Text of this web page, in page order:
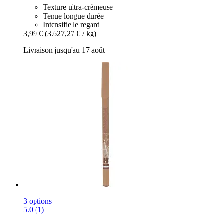
Texture ultra-crémeuse
Tenue longue durée
Intensifie le regard
3,99 € (3.627,27 € / kg)
Livraison jusqu'au 17 août
3 options
5.0 (1)